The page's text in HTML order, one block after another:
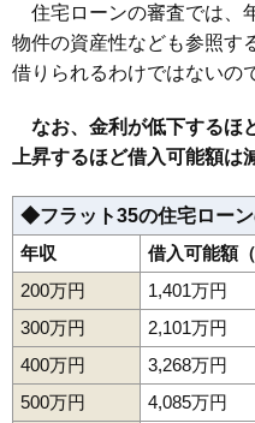
住宅ローンの審査では、
物件の資産性なども参照す
借りられるわけではないの
なお、金利が低下するほ
上昇するほど借入可能額は
◆フラット35の住宅ローン
年収
借入可能額（
200万円
1,401万円
300万円
2,101万円
400万円
3,268万円
500万円
4,085万円